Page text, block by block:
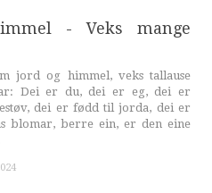
- Veks mange
jord og himmel, veks tallause
Dei er du, dei er eg, dei er
dei er fødd til jorda, dei er
blomar, berre ein, er den eine